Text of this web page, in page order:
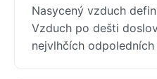
Nasycený vzduch
Vzduch po dešti
nejvlhčích odpoledních